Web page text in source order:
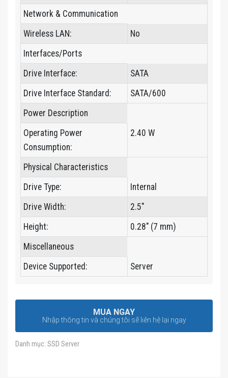
Network & Communication
Wireless LAN:
No
Interfaces/Ports
Drive Interface:
SATA
Drive Interface Standard:
SATA/600
Power Description
Operating Power
Consumption:
2.40 W
Physical Characteristics
Drive Type:
Internal
Drive Width:
2.5″
Height:
0.28″ (7 mm)
Miscellaneous
Device Supported:
Server
MUA NGAY
Nhập thông tin và chúng tôi sẽ liên hệ lại ngay
Danh mục: SSD Server